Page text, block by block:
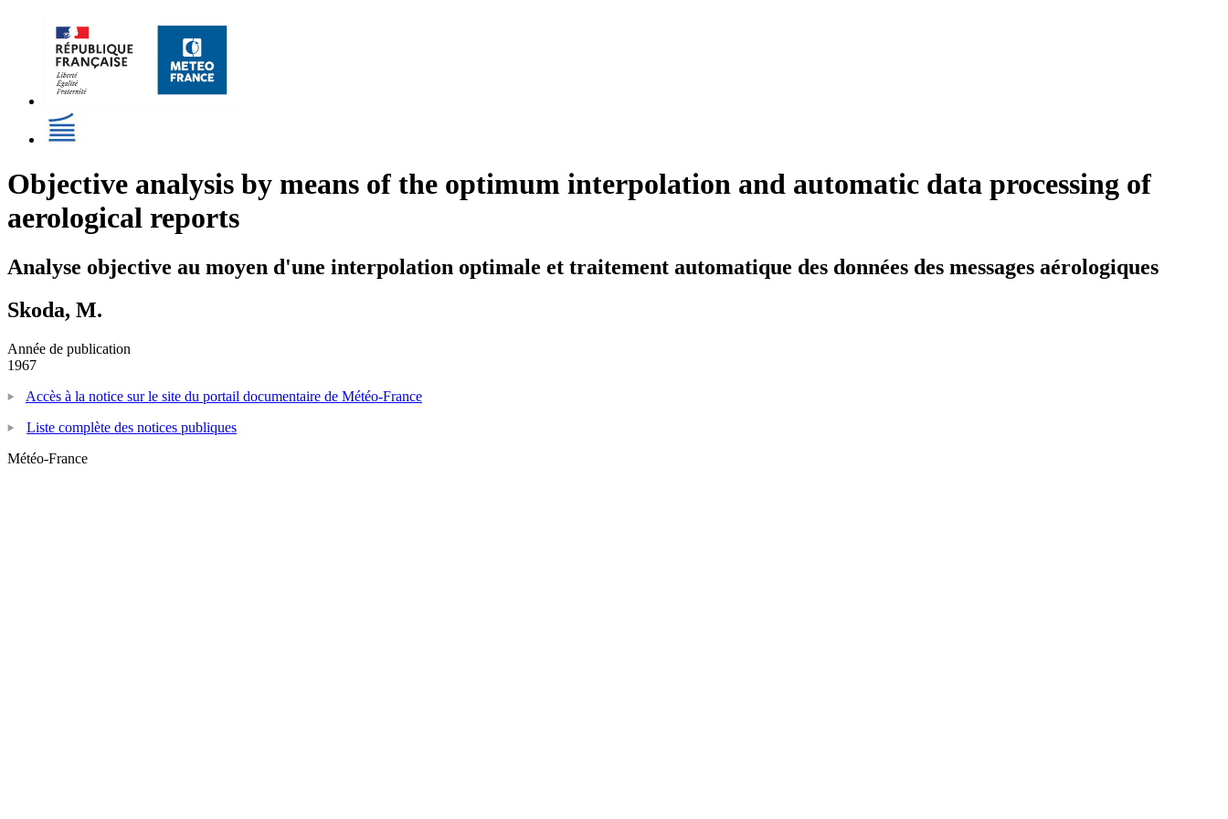
Objective analysis by means of the optimum interpolation and automatic data processing of
aerological reports
Analyse objective au moyen d'une interpolation optimale et traitement automatique des données des messages aérologiques
Skoda, M.
Année de publication
1967
Accès à la notice sur le site du portail documentaire de Météo-France
Liste complète des notices publiques
Météo-France